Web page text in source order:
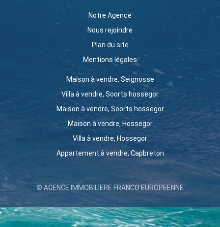
Notre Agence
Nous rejoindre
Plan du site
Mentions légales
Maison à vendre, Seignosse
Villa à vendre, Soorts hossegor
Maison à vendre, Soorts hossegor
Maison à vendre, Hossegor
Villa à vendre, Hossegor
Appartement à vendre, Capbreton
© AGENCE IMMOBILIERE FRANCO EUROPEENNE